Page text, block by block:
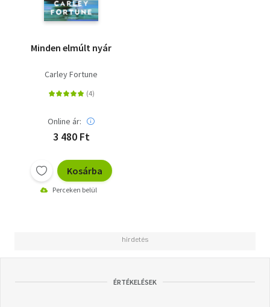
Minden elmúlt nyár
Carley Fortune
Online ár:
3 480 Ft
Kosárba
Perceken belül
ÉRTÉKELÉSEK